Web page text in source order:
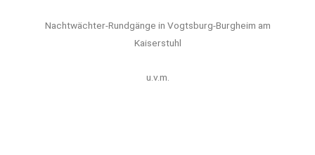
Nachtwächter-Rundgänge in Vogtsburg-Burgheim am
Kaiserstuhl
u.v.m.